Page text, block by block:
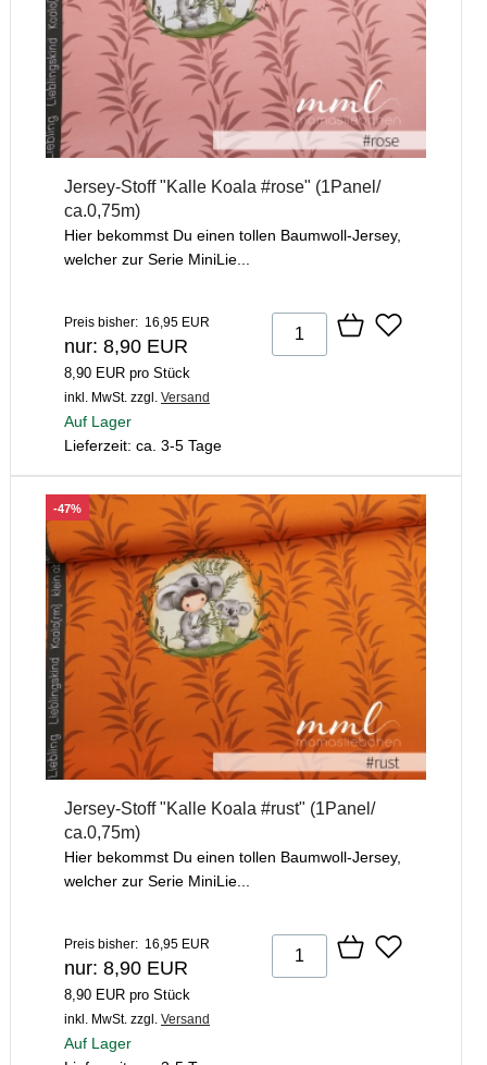
Jersey-Stoff "Kalle Koala #rose" (1Panel/
ca.0,75m)
Hier bekommst Du einen tollen Baumwoll-Jersey,
welcher zur Serie MiniLie...
Preis bisher: 16,95 EUR
nur: 8,90 EUR
8,90 EUR pro Stück
inkl. MwSt. zzgl. Versand
Auf Lager
Lieferzeit: ca. 3-5 Tage
-47%
Jersey-Stoff "Kalle Koala #rust" (1Panel/
ca.0,75m)
Hier bekommst Du einen tollen Baumwoll-Jersey,
welcher zur Serie MiniLie...
Preis bisher: 16,95 EUR
nur: 8,90 EUR
8,90 EUR pro Stück
inkl. MwSt. zzgl. Versand
Auf Lager